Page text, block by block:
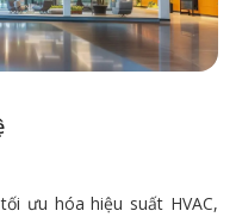
ưu hóa hiệu suất HVAC,